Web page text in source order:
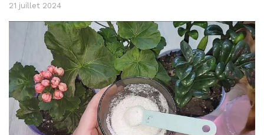
21 juillet 2024